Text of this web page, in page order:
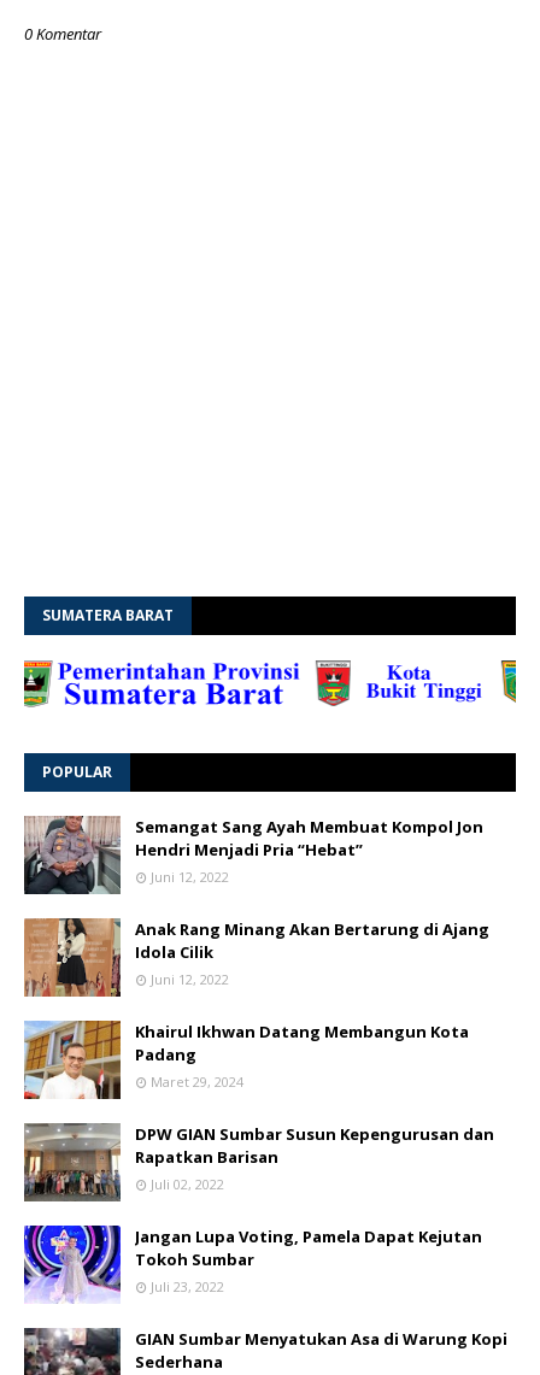
0 Komentar
SUMATERA BARAT
POPULAR
Semangat Sang Ayah Membuat Kompol Jon
Hendri Menjadi Pria “Hebat”
Juni 12, 2022
Anak Rang Minang Akan Bertarung di Ajang
Idola Cilik
Juni 12, 2022
Khairul Ikhwan Datang Membangun Kota
Padang
Maret 29, 2024
DPW GIAN Sumbar Susun Kepengurusan dan
Rapatkan Barisan
Juli 02, 2022
Jangan Lupa Voting, Pamela Dapat Kejutan
Tokoh Sumbar
Juli 23, 2022
GIAN Sumbar Menyatukan Asa di Warung Kopi
Sederhana